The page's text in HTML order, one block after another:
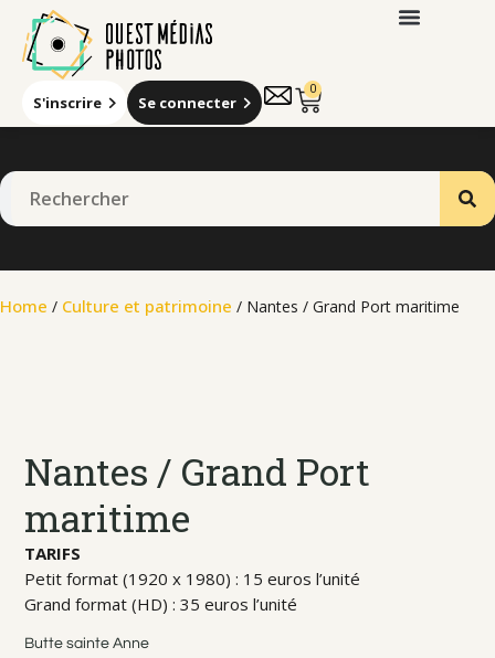
S'inscrire Se connecter
0
Home / Culture et patrimoine / Nantes / Grand Port maritime
Nantes / Grand Port
maritime
TARIFS
Petit format (1920 x 1980) : 15 euros l’unité
Grand format (HD) : 35 euros l’unité
Butte sainte Anne